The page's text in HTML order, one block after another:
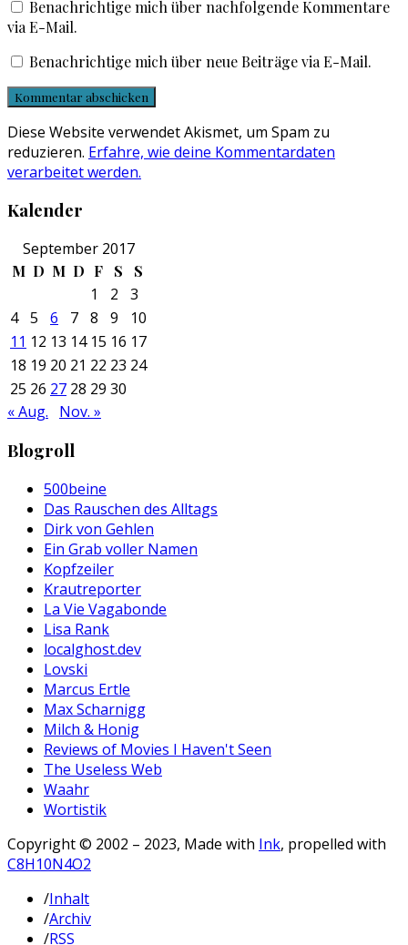
Benachrichtige mich über nachfolgende Kommentare
via E-Mail.
Benachrichtige mich über neue Beiträge via E-Mail.
Diese Website verwendet Akismet, um Spam zu
reduzieren. Erfahre, wie deine Kommentardaten
verarbeitet werden.
Kalender
September 2017
M D M D F S S
1 2
3
4 5 6 7 8 9
10
11 12 13 14 15 16 17
18 19 20 21 22 23 24
25 26 27 28 29 30
« Aug.
Nov. »
Blogroll
500beine
Das Rauschen des Alltags
Dirk von Gehlen
Ein Grab voller Namen
Kopfzeiler
Krautreporter
La Vie Vagabonde
Lisa Rank
localghost.dev
Lovski
Marcus Ertle
Max Scharnigg
Milch & Honig
Reviews of Movies I Haven't Seen
The Useless Web
Waahr
Wortistik
Copyright © 2002 – 2023, Made with Ink, propelled with
C8H10N4O2
/Inhalt
/Archiv
/RSS